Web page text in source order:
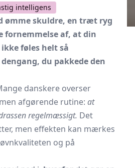
intelligens
ømme skuldre, en træt ryg
fornemmelse af, at din
føles helt så
du pakkede den
danskere overser
afgørende rutine: at
regelmæssigt. Det
men effekten kan mærkes
og på